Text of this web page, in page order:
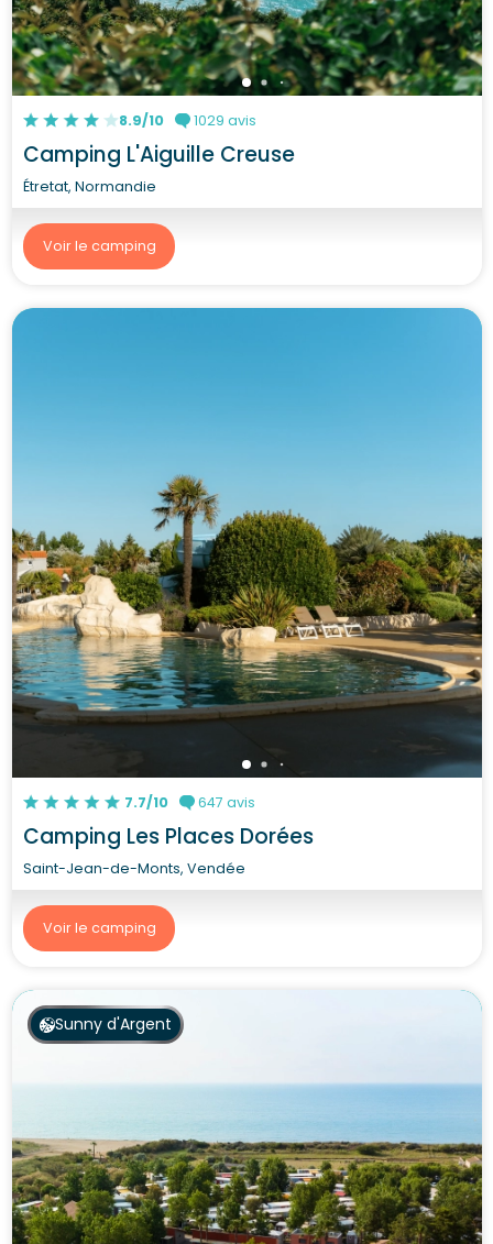
8.9/10 1029 avis
Camping L'Aiguille Creuse
Étretat, Normandie
Voir le camping
7.7/10 647 avis
Camping Les Places Dorées
Saint-Jean-de-Monts, Vendée
Voir le camping
Sunny d'Argent